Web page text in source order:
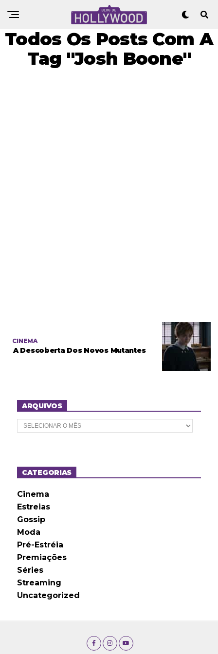
Todos Os Posts Com A
Tag "Josh Boone"
CINEMA
A Descoberta Dos Novos Mutantes
ARQUIVOS
A
r
o
sCATEGORIAS
Cinema
Estreias
Gossip
Moda
Pré-Estréia
Premiações
Séries
Streaming
Uncategorized